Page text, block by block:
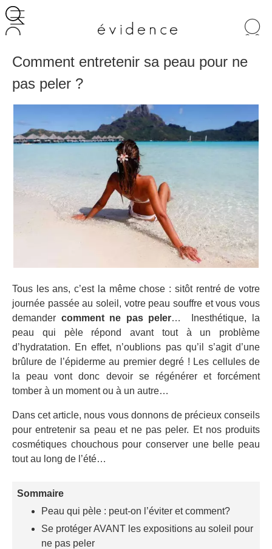
Comment entretenir sa peau pour ne
pas peler ?
Tous les ans, c’est la même chose : sitôt rentré de votre
journée passée au soleil, votre peau souffre et vous vous
demander comment ne pas peler… Inesthétique, la
peau qui pèle répond avant tout à un problème
d’hydratation. En effet, n’oublions pas qu’il s’agit d’une
brûlure de l’épiderme au premier degré ! Les cellules de
la peau vont donc devoir se régénérer et forcément
tomber à un moment ou à un autre…
Dans cet article, nous vous donnons de précieux conseils
pour entretenir sa peau et ne pas peler. Et nos produits
cosmétiques chouchous pour conserver une belle peau
tout au long de l’été…
Sommaire
Peau qui pèle : peut-on l’éviter et comment?
Se protéger AVANT les expositions au soleil pour
ne pas peler